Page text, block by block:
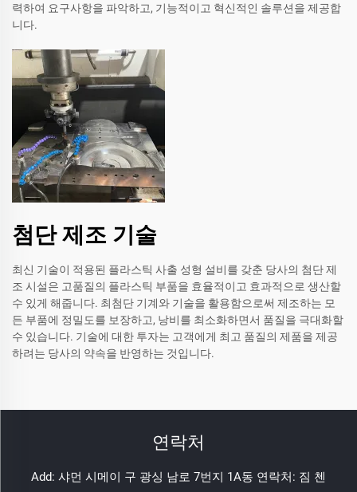
력하여 요구사항을 파악하고, 기능적이고 혁신적인 솔루션을 제공합
니다.
첨단 제조 기술
최신 기술이 적용된 플라스틱 사출 성형 설비를 갖춘 당사의 첨단 제
조 시설은 고품질의 플라스틱 부품을 효율적이고 효과적으로 생산할
수 있게 해줍니다. 최첨단 기계와 기술을 활용함으로써 제조하는 모
든 부품에 정밀도를 보장하고, 낭비를 최소화하면서 품질을 극대화할
수 있습니다. 기술에 대한 투자는 고객에게 최고 품질의 제품을 제공
하려는 당사의 약속을 반영하는 것입니다.
연락처
Add: 샤먼 시메이 구 광싱 남로 7번지 1A동 연락처: 짐 첸